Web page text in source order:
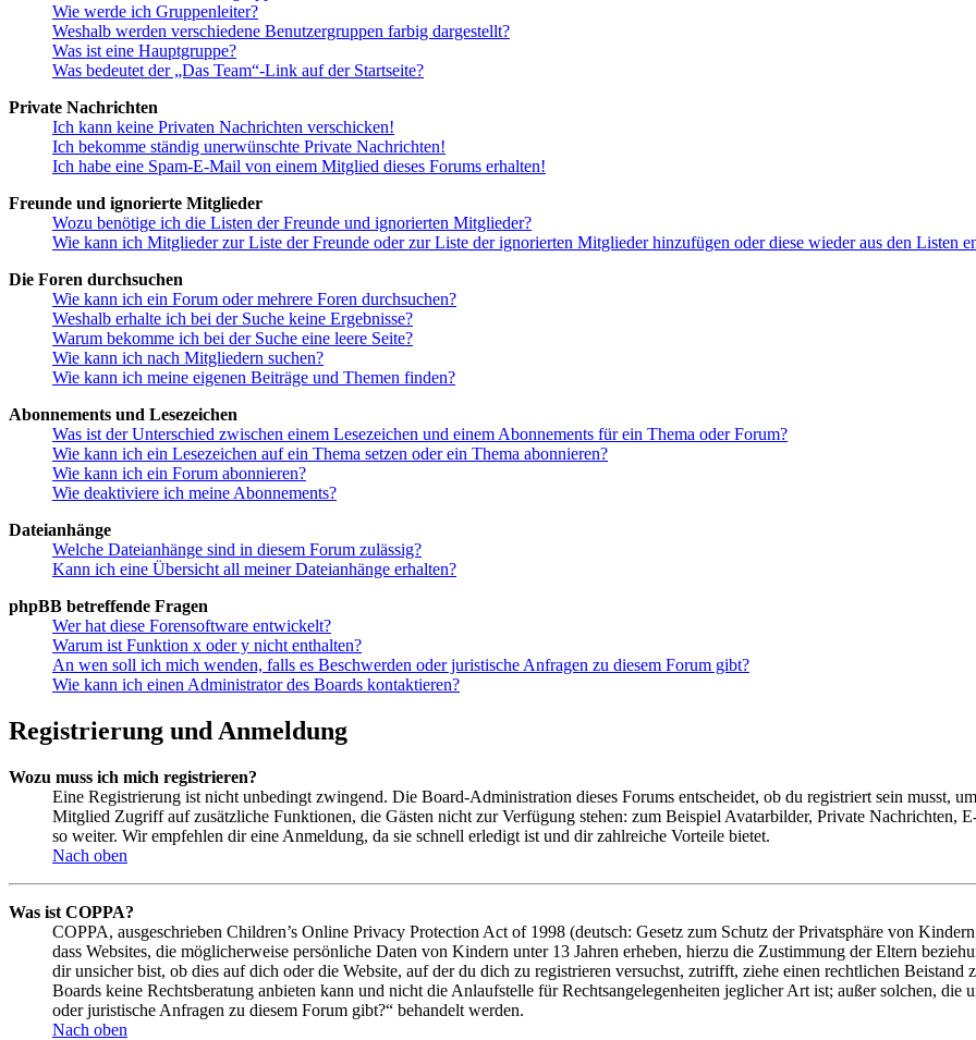
Wie werde ich Gruppenleiter?
Weshalb werden verschiedene Benutzergruppen farbig dargestellt?
Was ist eine Hauptgruppe?
Was bedeutet der „Das Team“-Link auf der Startseite?
Private Nachrichten
Ich kann keine Privaten Nachrichten verschicken!
Ich bekomme ständig unerwünschte Private Nachrichten!
Ich habe eine Spam-E-Mail von einem Mitglied dieses Forums erhalten!
Freunde und ignorierte Mitglieder
Wozu benötige ich die Listen der Freunde und ignorierten Mitglieder?
Wie kann ich Mitglieder zur Liste der Freunde oder zur Liste der ignorierten Mitglieder hinzufügen oder diese wieder aus den Listen
Die Foren durchsuchen
Wie kann ich ein Forum oder mehrere Foren durchsuchen?
Weshalb erhalte ich bei der Suche keine Ergebnisse?
Warum bekomme ich bei der Suche eine leere Seite?
Wie kann ich nach Mitgliedern suchen?
Wie kann ich meine eigenen Beiträge und Themen finden?
Abonnements und Lesezeichen
Was ist der Unterschied zwischen einem Lesezeichen und einem Abonnements für ein Thema oder Forum?
Wie kann ich ein Lesezeichen auf ein Thema setzen oder ein Thema abonnieren?
Wie kann ich ein Forum abonnieren?
Wie deaktiviere ich meine Abonnements?
Dateianhänge
Welche Dateianhänge sind in diesem Forum zulässig?
Kann ich eine Übersicht all meiner Dateianhänge erhalten?
phpBB betreffende Fragen
Wer hat diese Forensoftware entwickelt?
Warum ist Funktion x oder y nicht enthalten?
An wen soll ich mich wenden, falls es Beschwerden oder juristische Anfragen zu diesem Forum gibt?
Wie kann ich einen Administrator des Boards kontaktieren?
Registrierung und Anmeldung
Wozu muss ich mich registrieren?
Eine Registrierung ist nicht unbedingt zwingend. Die Board-Administration dieses Forums entscheidet, ob du registriert sein musst,
Mitglied Zugriff auf zusätzliche Funktionen, die Gästen nicht zur Verfügung stehen: zum Beispiel Avatarbilder, Private Nachrichten,
so weiter. Wir empfehlen dir eine Anmeldung, da sie schnell erledigt ist und dir zahlreiche Vorteile bietet.
Nach oben
Was ist COPPA?
COPPA, ausgeschrieben Children’s Online Privacy Protection Act of 1998 (deutsch: Gesetz zum Schutz der Privatsphäre von
dass Websites, die möglicherweise persönliche Daten von Kindern unter 13 Jahren erheben, hierzu die Zustimmung der Eltern
dir unsicher bist, ob dies auf dich oder die Website, auf der du dich zu registrieren versuchst, zutrifft, ziehe einen rechtlichen
Boards keine Rechtsberatung anbieten kann und nicht die Anlaufstelle für Rechtsangelegenheiten jeglicher Art ist; außer solchen,
oder juristische Anfragen zu diesem Forum gibt?“ behandelt werden.
Nach oben